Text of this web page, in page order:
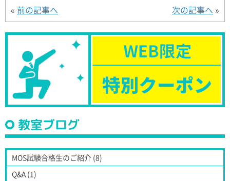
« 前の記事へ 次の記事へ »
教室ブログ
MOS試験合格生のご紹介 (8)
Q&A (1)